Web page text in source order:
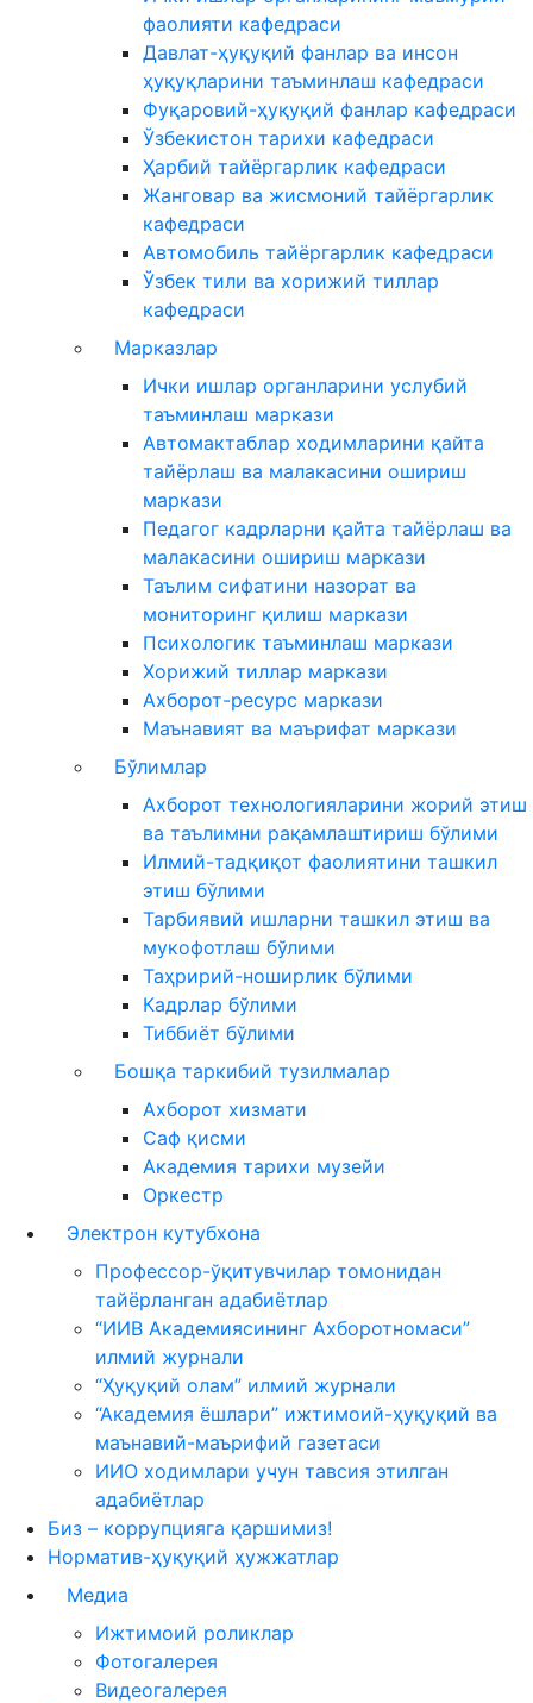
фаолияти кафедраси
Давлат-ҳуқуқий фанлар ва инсон
ҳуқуқларини таъминлаш кафедраси
Фуқаровий-ҳуқуқий фанлар кафедраси
Ўзбекистон тарихи кафедраси
Ҳарбий тайёргарлик кафедраси
Жанговар ва жисмоний тайёргарлик
кафедраси
Автомобиль тайёргарлик кафедраси
Ўзбек тили ва хорижий тиллар
кафедраси
Марказлар
Ички ишлар органларини услубий
таъминлаш маркази
Автомактаблар ходимларини қайта
тайёрлаш ва малакасини ошириш
маркази
Педагог кадрларни қайта тайёрлаш ва
малакасини ошириш маркази
Таълим сифатини назорат ва
мониторинг қилиш маркази
Психологик таъминлаш маркази
Хорижий тиллар маркази
Ахборот-ресурс маркази
Маънавият ва маърифат маркази
Бўлимлар
Ахборот технологияларини жорий этиш
ва таълимни рақамлаштириш бўлими
Илмий-тадқиқот фаолиятини ташкил
этиш бўлими
Тарбиявий ишларни ташкил этиш ва
мукофотлаш бўлими
Таҳририй-ноширлик бўлими
Кадрлар бўлими
Тиббиёт бўлими
Бошқа таркибий тузилмалар
Ахборот хизмати
Саф қисми
Академия тарихи музейи
Оркестр
Электрон кутубхона
Профессор-ўқитувчилар томонидан
тайёрланган адабиётлар
“ИИВ Академиясининг Ахборотномаси”
илмий журнали
“Ҳуқуқий олам” илмий журнали
“Академия ёшлари” ижтимоий-ҳуқуқий ва
маънавий-маърифий газетаси
ИИО ходимлари учун тавсия этилган
адабиётлар
Биз – коррупцияга қаршимиз!
Норматив-ҳуқуқий ҳужжатлар
Медиа
Ижтимоий роликлар
Фотогалерея
Видеогалерея